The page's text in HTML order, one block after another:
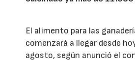
El alimento para las
comenzará a llegar desde
agosto, según anunció el